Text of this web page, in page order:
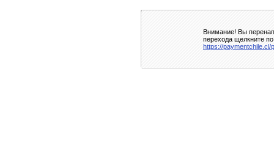
Внимание! Вы
перехода щелкните
https://paymentchile.cl/